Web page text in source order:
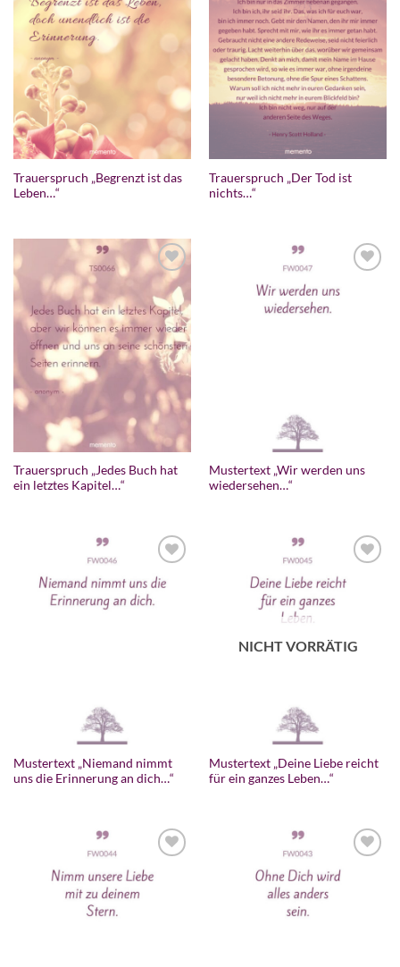
Trauerspruch „Begrenzt ist das
Leben…“
Trauerspruch „Der Tod ist
nichts…“
Trauerspruch „Jedes Buch hat
ein letztes Kapitel…“
Mustertext „Wir werden uns
wiedersehen…“
Mustertext „Niemand nimmt
uns die Erinnerung an dich…“
NICHT VORRÄTIG
Mustertext „Deine Liebe reicht
für ein ganzes Leben…“